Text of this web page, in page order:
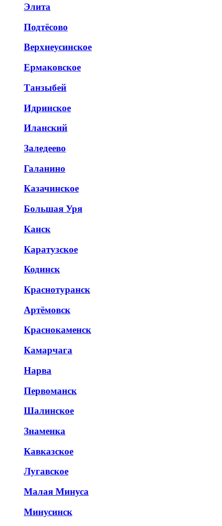
Элита
Подтёсово
Верхнеусинское
Ермаковское
Танзыбей
Идринское
Иланский
Заледеево
Галанино
Казачинское
Большая Уря
Канск
Каратузское
Кодинск
Краснотуранск
Артёмовск
Краснокаменск
Камарчага
Нарва
Первоманск
Шалинское
Знаменка
Кавказское
Лугавское
Малая Минуса
Минусинск